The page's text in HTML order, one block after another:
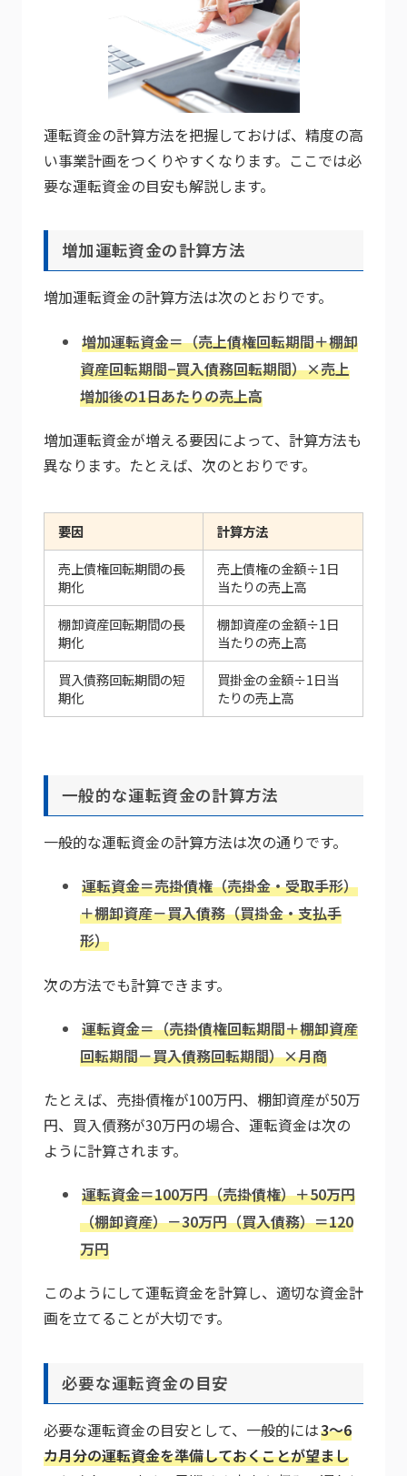
運転資金の計算方法を把握しておけば、精度の高
い事業計画をつくりやすくなります。ここでは必
要な運転資金の目安も解説します。
増加運転資金の計算方法
増加運転資金の計算方法は次のとおりです。
増加運転資金＝（売上債権回転期間＋棚卸
資産回転期間−買入債務回転期間）×売上
増加後の1日あたりの売上高
増加運転資金が増える要因によって、計算方法も
異なります。たとえば、次のとおりです。
要因
計算方法
売上債権回転期間の長
期化
売上債権の金額÷1日
当たりの売上高
棚卸資産回転期間の長
期化
棚卸資産の金額÷1日
当たりの売上高
買入債務回転期間の短
期化
買掛金の金額÷1日当
たりの売上高
一般的な運転資金の計算方法
一般的な運転資金の計算方法は次の通りです。
運転資金＝売掛債権（売掛金・受取手形）
＋棚卸資産－買入債務（買掛金・支払手
形）
次の方法でも計算できます。
運転資金＝（売掛債権回転期間＋棚卸資産
回転期間－買入債務回転期間）×月商
たとえば、売掛債権が100万円、棚卸資産が50万
円、買入債務が30万円の場合、運転資金は次の
ように計算されます。
運転資金＝100万円（売掛債権）＋50万円
（棚卸資産）－30万円（買入債務）＝120
万円
このようにして運転資金を計算し、適切な資金計
画を立てることが大切です。
必要な運転資金の目安
必要な運転資金の目安として、一般的には3〜6
カ月分の運転資金を準備しておくことが望まし